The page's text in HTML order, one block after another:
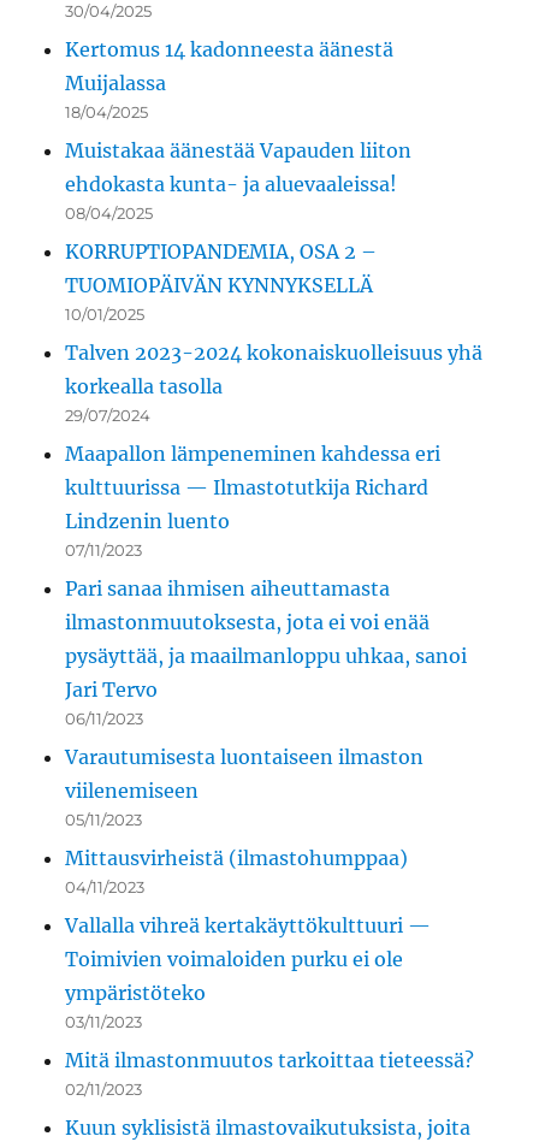
30/04/2025
Kertomus 14 kadonneesta äänestä
Muijalassa
18/04/2025
Muistakaa äänestää Vapauden liiton
ehdokasta kunta- ja aluevaaleissa!
08/04/2025
KORRUPTIOPANDEMIA, OSA 2 –
TUOMIOPÄIVÄN KYNNYKSELLÄ
10/01/2025
Talven 2023-2024 kokonaiskuolleisuus yhä
korkealla tasolla
29/07/2024
Maapallon lämpeneminen kahdessa eri
kulttuurissa — Ilmastotutkija Richard
Lindzenin luento
07/11/2023
Pari sanaa ihmisen aiheuttamasta
ilmastonmuutoksesta, jota ei voi enää
pysäyttää, ja maailmanloppu uhkaa, sanoi
Jari Tervo
06/11/2023
Varautumisesta luontaiseen ilmaston
viilenemiseen
05/11/2023
Mittausvirheistä (ilmastohumppaa)
04/11/2023
Vallalla vihreä kertakäyttökulttuuri —
Toimivien voimaloiden purku ei ole
ympäristöteko
03/11/2023
Mitä ilmastonmuutos tarkoittaa tieteessä?
02/11/2023
Kuun syklisistä ilmastovaikutuksista, joita